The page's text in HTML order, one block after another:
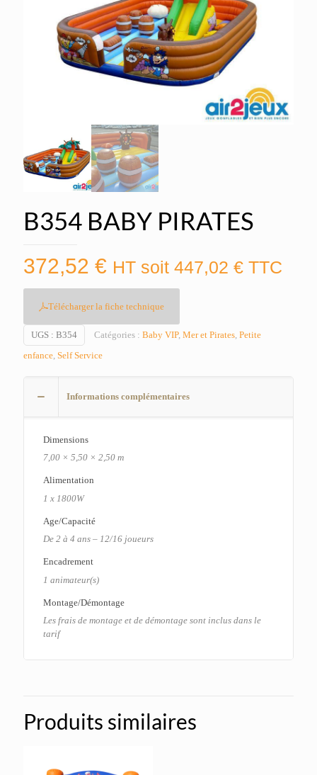
B354 BABY PIRATES
372,52 € HT soit 447,02 € TTC
Télécharger la fiche technique
UGS : B354 Catégories : Baby VIP, Mer et Pirates, Petite
enfance, Self Service
Informations complémentaires
Dimensions
7,00 × 5,50 × 2,50 m
Alimentation
1 x 1800W
Age/Capacité
De 2 à 4 ans – 12/16 joueurs
Encadrement
1 animateur(s)
Montage/Démontage
Les frais de montage et de démontage sont inclus dans le
tarif
Produits similaires